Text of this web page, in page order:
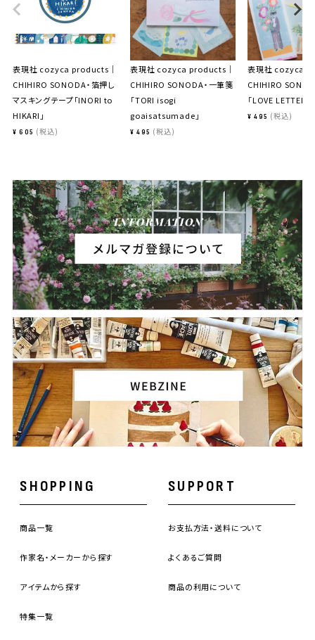
表現社 cozyca products｜
CHIHIRO SONODA・箔押し
マスキングテープ「INORI to
HIKARI」
¥ 605 税込
表現社 cozyca products｜
CHIHIRO SONODA・一筆箋
「TORI isogi
goaisatsumade」
¥ 495 税込
表現社 cozyca
CHIHIRO
「LOVE LETTER」
¥ 495 税込
SHOPPING
商品一覧
作家名・メーカーから探す
アイテムから探す
特集一覧
SUPPORT
お支払方法・送料について
よくあるご質問
商品の利用について